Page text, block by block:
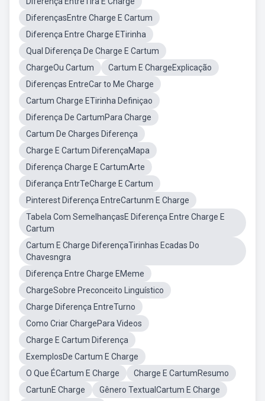
DiferençasEntre Charge E Cartum
Diferença Entre Charge ETirinha
Qual Diferença De Charge E Cartum
ChargeOu Cartum
Cartum E ChargeExplicação
Diferenças EntreCar to Me Charge
Cartum Charge ETirinha Definiçao
Diferença De CartumPara Charge
Cartum De Charges Diferença
Charge E Cartum DiferençaMapa
Diferença Charge E CartumArte
Diferança EntrTeCharge E Cartum
Pinterest Diferença EntreCartunm E Charge
Tabela Com SemelhançasE Diferença Entre Charge E
Cartum
Cartum E Charge DiferençaTirinhas Ecadas Do
Chavesngra
Diferença Entre Charge EMeme
ChargeSobre Preconceito Linguístico
Charge Diferença EntreTurno
Como Criar ChargePara Videos
Charge E Cartum Diferença
ExemplosDe Cartum E Charge
O Que ÉCartum E Charge
Charge E CartumResumo
CartunE Charge
Gênero TextualCartum E Charge